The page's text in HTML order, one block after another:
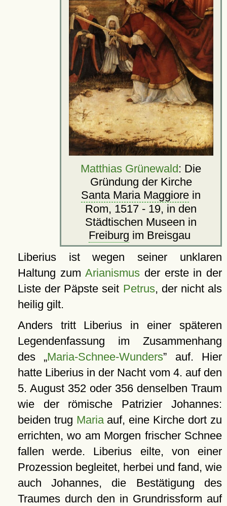
Matthias Grünewald: Die
Gründung der Kirche
Santa Maria Maggiore in
Rom, 1517 - 19, in den
Städtischen Museen in
Freiburg im Breisgau
Liberius ist wegen seiner unklaren
Haltung zumArianismus der erste in der
Liste der Päpste seit Petrus, der nicht als
heilig gilt.
Anders tritt Liberius in einer späteren
Legendenfassung im Zusammenhang
des Maria-Schnee-Wunders
auf. Hier
hatte Liberius in der Nacht vom 4. auf den
5. August 352 oder 356 denselben Traum
wie der römische Patrizier Johannes:
beiden trug Mariaauf, eine Kirche dort zu
errichten, wo am Morgen frischer Schnee
fallen werde. Liberius eilte, von einer
Prozession begleitet, herbei und fand, wie
auch Johannes, die Bestätigung des
Traumes durch den in Grundrissform auf